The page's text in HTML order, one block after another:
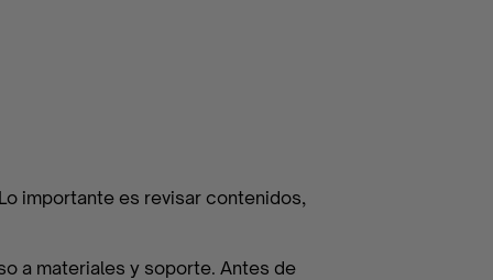
importante es revisar contenidos,
a materiales y soporte. Antes de